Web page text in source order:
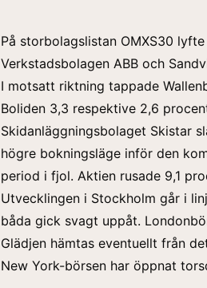
På storbolagslistan OMXS30
Verkstadsbolagen ABB och
I motsatt riktning tappade
Boliden 3,3 respektive 2,6
Skidanläggningsbolaget Skistar
högre bokningsläge inför den
period i fjol. Aktien rusade 9,1
Utvecklingen i Stockholm går i
båda gick svagt uppåt.
Glädjen hämtas eventuellt från
New York-börsen har öppnat